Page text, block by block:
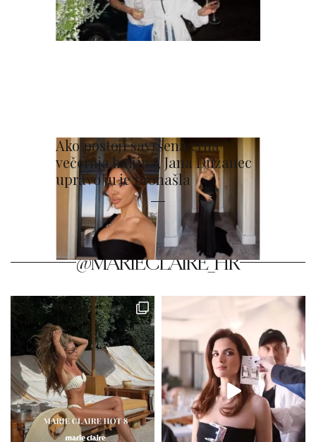
Ako postoji savršena crna
večernja haljina, Jana Dužanec
upravo ju je pronašla
@MARIECLAIRE_HR